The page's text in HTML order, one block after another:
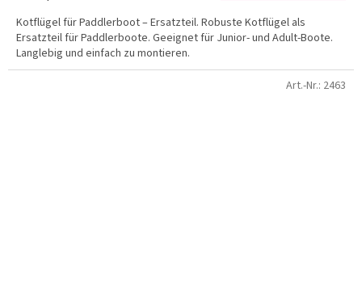
Kotflügel für Paddlerboot – Ersatzteil. Robuste Kotflügel als
Ersatzteil für Paddlerboote. Geeignet für Junior- und Adult-Boote.
Langlebig und einfach zu montieren.
Art.-Nr.: 2463